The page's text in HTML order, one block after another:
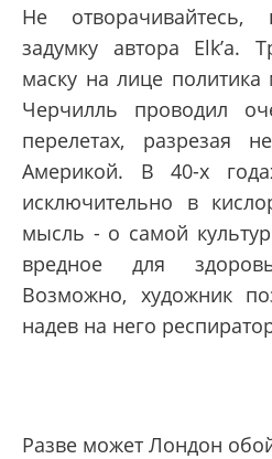
Не отворачивайтесь,
задумку автора Elk’а.
маску на лице
Черчилль проводил
перелетах, разрезая
Америкой. В 40-х
исключительно в
мысль - о самой
вредное для
Возможно, художник
надев на него
Разве может Лондон